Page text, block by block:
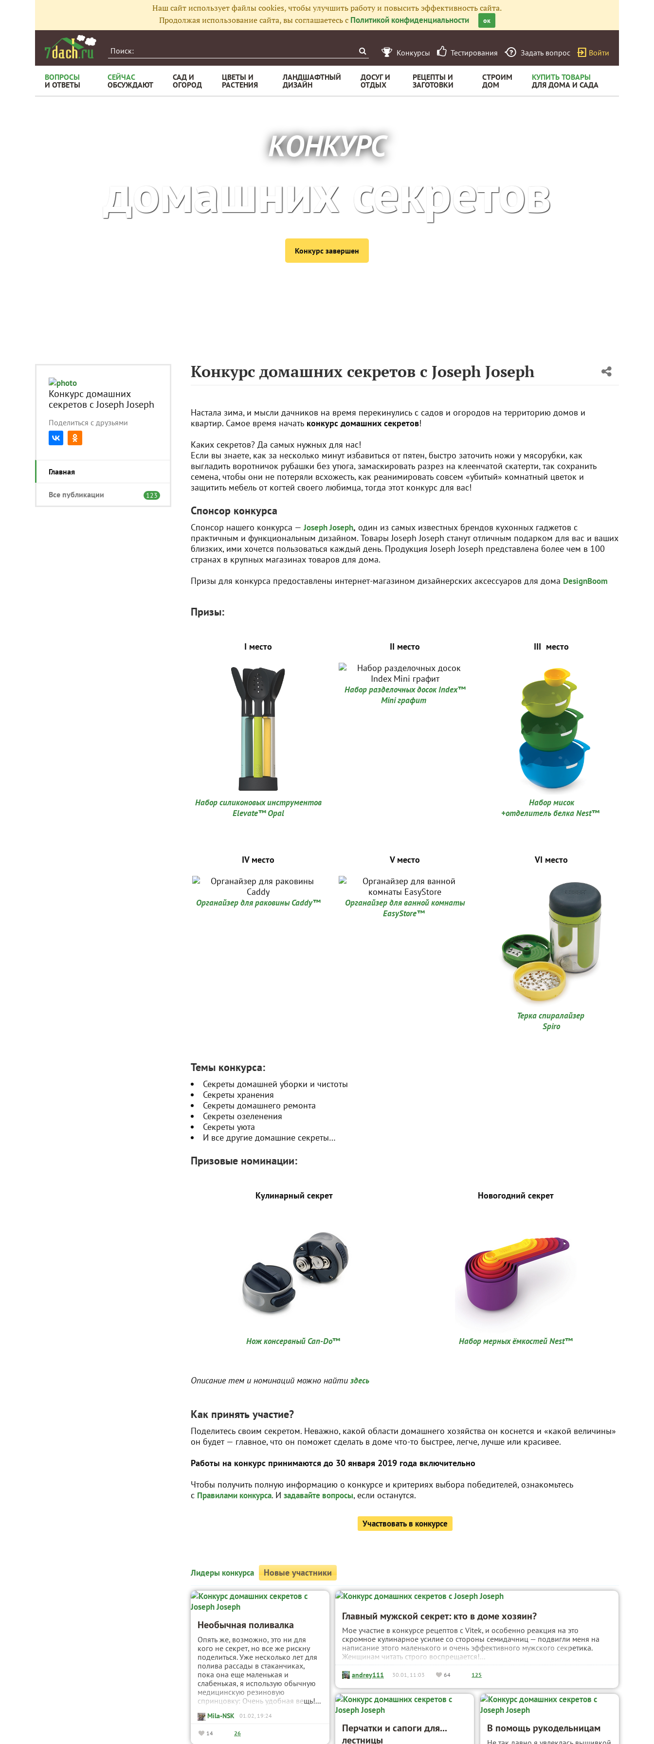
КОНКУРС
домашних секретов
Конкурс завершен
Наш сайт использует файлы cookies, чтобы улучшить работу и повысить эффективность сайта.
Продолжая использование сайта, вы соглашаетесь с Политикой конфиденциальности ок
Конкурсы Тестирования Задать вопрос Войти
ВОПРОСЫ
И ОТВЕТЫ
СЕЙЧАС
ОБСУЖДАЮТ
САД И
ОГОРОД
ЦВЕТЫ И
РАСТЕНИЯ
ЛАНДШАФТНЫЙ
ДИЗАЙН
ДОСУГ И
ОТДЫХ
РЕЦЕПТЫ И
ЗАГОТОВКИ
СТРОИМ
ДОМ
КУПИТЬ ТОВАРЫ
ДЛЯ ДОМА И САДА
Конкурс домашних
секретов с Joseph Joseph
Поделиться с друзьями
Главная
Все публикации 123
Конкурс домашних секретов с Joseph Joseph
Настала зима, и мысли дачников на время перекинулись с садов и огородов на территорию домов и
квартир. Самое время начать конкурс домашних секретов!
Каких секретов? Да самых нужных для нас!
Если вы знаете, как за несколько минут избавиться от пятен, быстро заточить ножи у мясорубки, как
выгладить воротничок рубашки без утюга, замаскировать разрез на клеенчатой скатерти, так сохранить
семена, чтобы они не потеряли всхожесть, как реанимировать совсем «убитый» комнатный цветок и
защитить мебель от когтей своего любимца, тогда этот конкурс для вас!
Спонсор конкурса
Спонсор нашего конкурса —Joseph Joseph, один из самых известных брендов кухонных гаджетов с
практичным и функциональным дизайном. Товары Joseph Joseph станут отличным подарком для вас и ваших
близких, ими хочется пользоваться каждый день. Продукция Joseph Joseph представлена более чем в 100
странах в крупных магазинах товаров для дома.
Призы для конкурса предоставлены интернет-магазином дизайнерских аксессуаров для дома DesignBoom
Призы:
I место
Набор силиконовых инструментов
Elevate™ Оpal
II место
Набор разделочных досок Index™
Mini графит
III место
Набор мисок
+отделитель белка Nest™
IV место
Органайзер для раковины Caddy™
V место
Органайзер для ванной комнаты
EasyStore™
VI место
Терка спиралайзер
Spiro
Темы конкурса:
Секреты домашней уборки и чистоты
Секреты хранения
Секреты домашнего ремонта
Секреты озеленения
Секреты уюта
И все другие домашние секреты…
Призовые номинации:
Кулинарный секрет
Нож консервный Can-Do™
Новогодний секрет
Набор мерных ёмкостей Nest™
Описание тем и номинаций можно найти здесь
Как принять участие?
Поделитесь своим секретом. Неважно, какой области домашнего хозяйства он коснется и «какой величины»
он будет — главное, что он поможет сделать в доме что-то быстрее, легче, лучше или красивее.
Работы на конкурс принимаются до 30 января 2019 года включительно
Чтобы получить полную информацию о конкурсе и критериях выбора победителей, ознакомьтесь
с Правилами конкурса. И задавайте вопросы, если останутся.
Участвовать в конкурсе
Лидеры конкурса Новые участники
Необычная поливалка
Опять же, возможно, это ни для
кого не секрет, но все же рискну
поделиться. Уже несколько лет для
полива рассады в стаканчиках,
пока она еще маленькая и
слабенькая, я использую обычную
медицинскую резиновую
спринцовку: Очень удобная вещь!...
Mila-NSK 01.02, 19:24
14 26
Главный мужской секрет: кто в доме хозяин?
Мое участие в конкурсе рецептов c Vitek, и особенно реакция на это
скромное кулинарное усилие со стороны семидачниц — подвигли меня на
написание этого маленького и очень эффективного мужского секретика.
Женщинам читать строго воспрещается!...
andrey111 30.01, 11:03 64 125
Перчатки и сапоги для...
лестницы
В помощь рукодельницам